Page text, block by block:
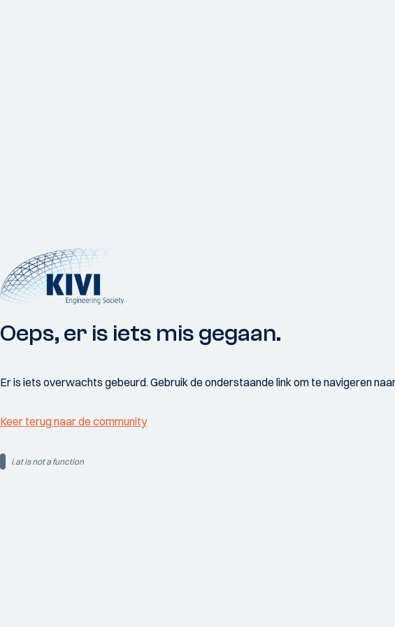
Oeps, er is iets mis gegaan.
Er is iets overwachts gebeurd. Gebruik de onderstaande link om te navigeren
Keer terug naar de community
i.at is not a function